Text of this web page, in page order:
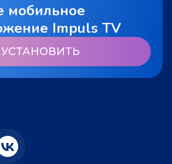
мобильное
Impuls TV
УСТАНОВИТЬ